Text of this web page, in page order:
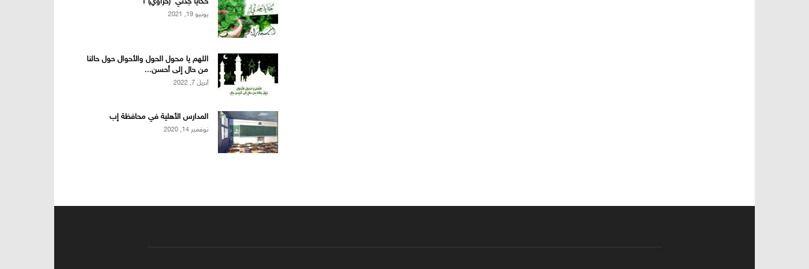
يونيو 19, 2021
اللهم يا محول الحول والأحوال حول حالنا
من حال إلى أحسن...
أبريل 7, 2022
المدارس الأهلية في محافظة إب
نوفمبر 14, 2020